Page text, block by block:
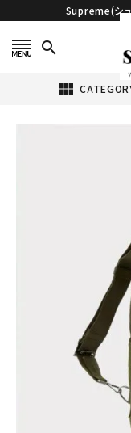
Supreme(シ
search
view_module